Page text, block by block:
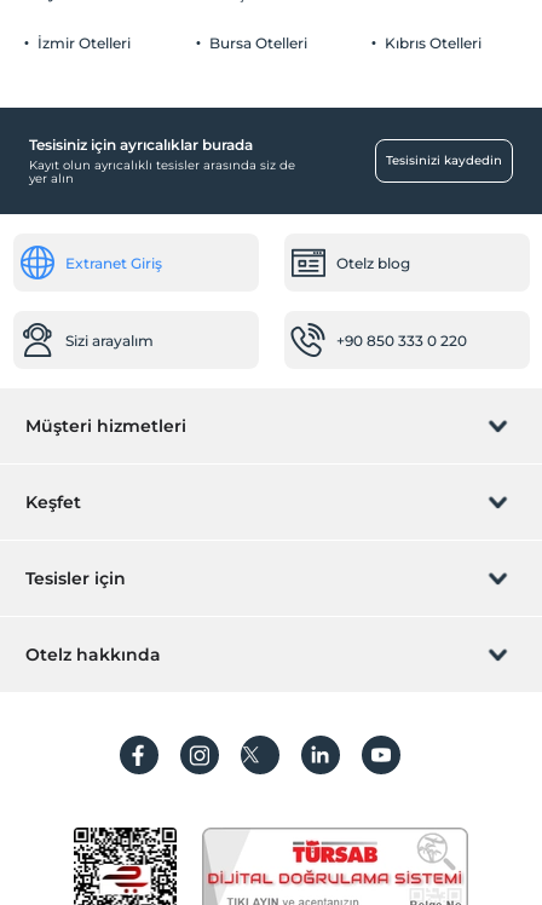
İzmir Otelleri Bursa Otelleri Kıbrıs Otelleri
Tesisiniz için ayrıcalıklar burada
Kayıt olun ayrıcalıklı tesisler arasında siz de
yer alın
Tesisinizi kaydedin
Extranet Giriş Otelz blog
Sizi arayalım +90 850 333 0 220
Müşteri hizmetleri
Rezervasyon yönet
Sıkça sorulan sorular
İşlem rehberi
Keşfet
Hediye Kart
Hesap oluştur
Tesisler için
Hemen tesisinizi ekleyin
Otelz hakkında
Koşullar ve şartlar